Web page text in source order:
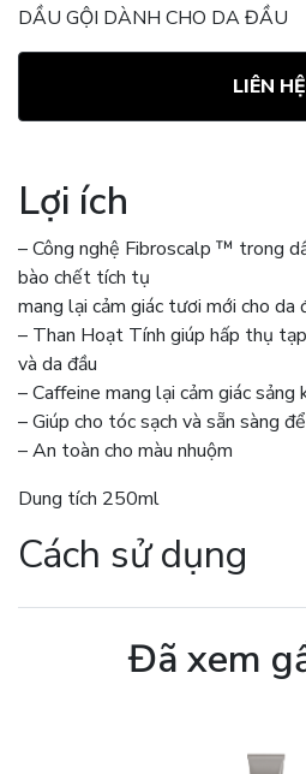
DẦU GỘI DÀNH CHO DA ĐẦU
LIÊN HỆ
Lợi ích
– Công nghệ Fibroscalp ™ trong
bào chết tích tụ
mang lại cảm giác tươi mới cho da
– Than Hoạt Tính giúp hấp thụ
và da đầu
– Caffeine mang lại cảm giác sảng
– Giúp cho tóc sạch và sẵn sàng
– An toàn cho màu nhuộm
Dung tích 250ml
Cách sử dụng
Đã xem